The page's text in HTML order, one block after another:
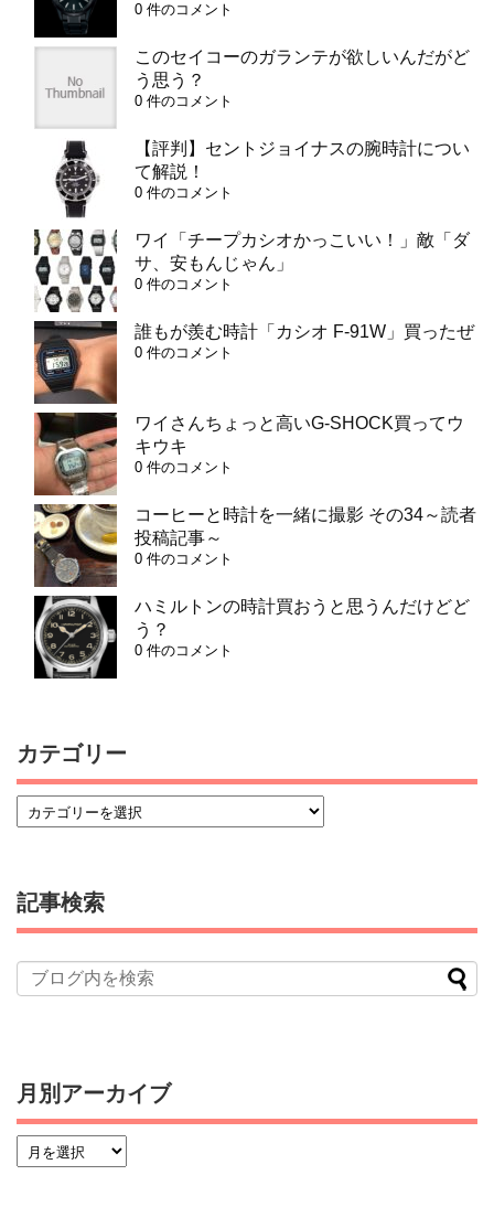
0 件のコメント
このセイコーのガランテが欲しいんだがど
う思う？
0 件のコメント
【評判】セントジョイナスの腕時計につい
て解説！
0 件のコメント
ワイ「チープカシオかっこいい！」敵「ダ
サ、安もんじゃん」
0 件のコメント
誰もが羨む時計「カシオ F-91W」買ったぜ
0 件のコメント
ワイさんちょっと高いG-SHOCK買ってウ
キウキ
0 件のコメント
コーヒーと時計を一緒に撮影 その34～読者
投稿記事～
0 件のコメント
ハミルトンの時計買おうと思うんだけどど
う？
0 件のコメント
カテゴリー
記事検索
月別アーカイブ